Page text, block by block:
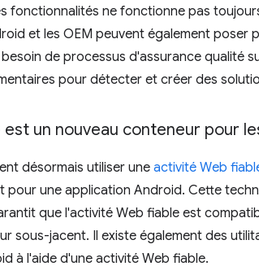
fonctionnalités ne fonctionne pas
et les OEM peuvent également poser
de processus d'assurance qualité
pour détecter et créer des
un nouveau conteneur pour
désormais utiliser une activité Web
pour une application Android. Cette
que l'activité Web fiable est
sous-jacent. Il existe également des
à l'aide d'une activité Web fiable.